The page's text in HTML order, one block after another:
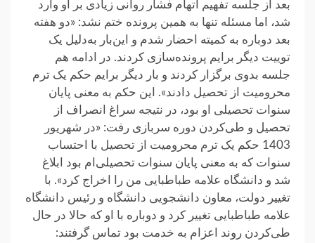
بعد از جلسه تفهیم اتهام فشار روانی زیادی بر او وارد
شد، اما مسئله تنها به همین پرونده ختم نشد: «دو هفته‌
بعد دوباره به کمیته احضار شدم و این‌بار به‌دلیل یک
توییت دیگر برایم پرونده‌سازی کردند. در ادامه هم
جلسه بدوی برگزار کردند و بار دیگر برایم حکم یک ترم
محرومیت از تحصیل دادند». این حکم به معنی پایان
سنوات تحصیلی او بود، در نتیجه سراغ انصراف از
تحصیل و طی‌کردن دوره سربازی رفت: «در شهریور
1403 حکم یک ترم محرومیت از تحصیل با احتساب
سنوات که به معنی پایان سنوات تحصیلی‌ام بود ابلاغ
شد و دانشگاه علامه طباطبایی من را اخراج کرد». با
تغییر دولت، معاون دانشجویی دانشگاه و رئیس دانشگاه
علامه طباطبایی تغییر کرد و دوباره با او که حالا در حال
طی‌کردن روند اعزام به خدمت بود تماس گرفتند: